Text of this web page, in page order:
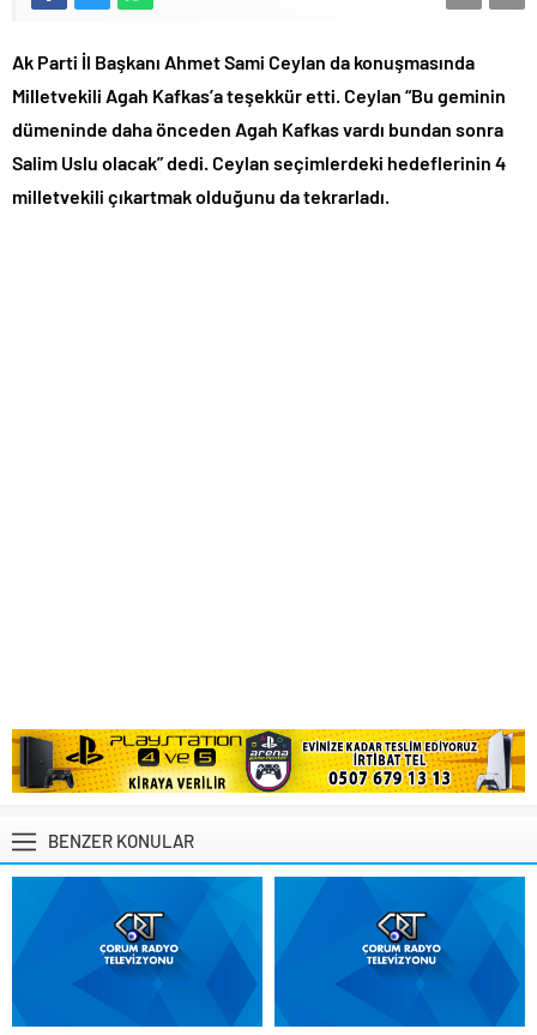
Ak Parti İl Başkanı Ahmet Sami Ceylan da konuşmasında
Milletvekili Agah Kafkas’a teşekkür etti. Ceylan “Bu geminin
dümeninde daha önceden Agah Kafkas vardı bundan sonra
Salim Uslu olacak” dedi. Ceylan seçimlerdeki hedeflerinin 4
milletvekili çıkartmak olduğunu da tekrarladı.
BENZER KONULAR